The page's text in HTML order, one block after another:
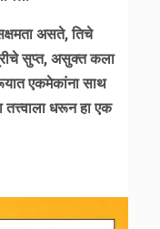
असते, तिचे
सुप्त, असुक्त कला
एकमेकांना साथ
धरून हा एक